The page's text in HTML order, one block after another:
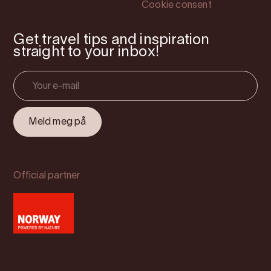
Cookie consent
Get travel tips and inspiration
straight to your inbox!
Official partner